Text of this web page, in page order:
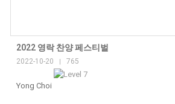
2022 영락 찬양 페스티벌
2022-10-20 765
Yong Choi